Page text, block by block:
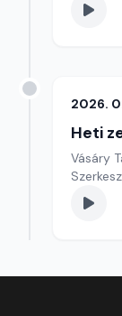
2026.
Heti
Vásáry